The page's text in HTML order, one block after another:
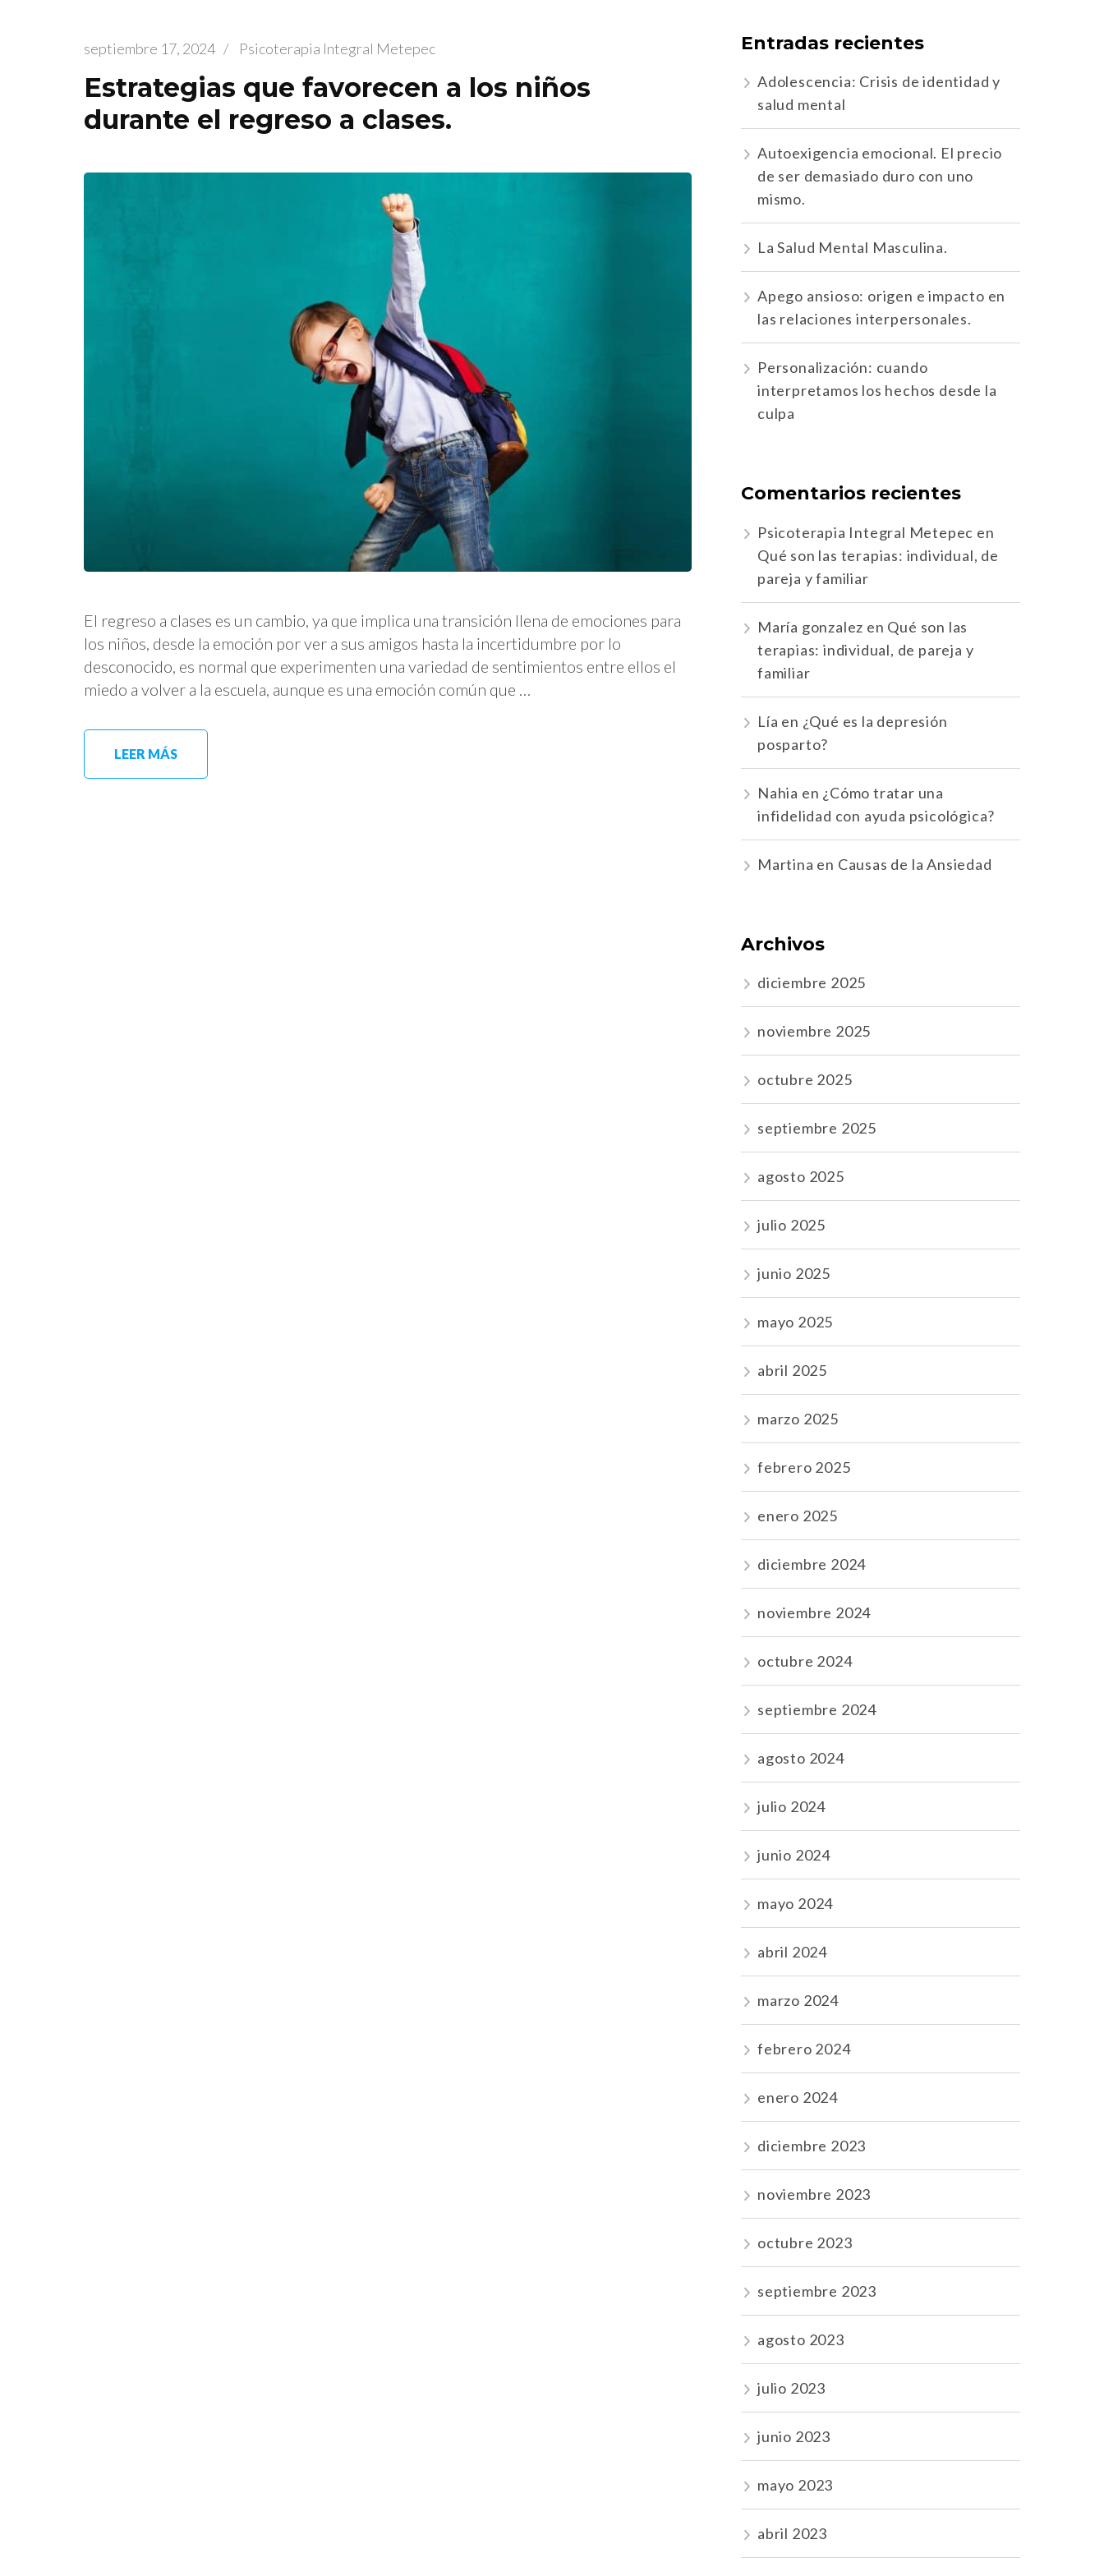
septiembre 17, 2024 / Psicoterapia Integral Metepec
Estrategias que favorecen a los niños
durante el regreso a clases.
El regreso a clases es un cambio, ya que implica una transición llena de emociones para
los niños, desde la emoción por ver a sus amigos hasta la incertidumbre por lo
desconocido, es normal que experimenten una variedad de sentimientos entre ellos el
miedo a volver a la escuela, aunque es una emoción común que …
LEER MÁS
Entradas recientes
Adolescencia: Crisis de identidad y
salud mental
Autoexigencia emocional. El precio
de ser demasiado duro con uno
mismo.
La Salud Mental Masculina.
Apego ansioso: origen e impacto en
las relaciones interpersonales.
Personalización: cuando
interpretamos los hechos desde la
culpa
Comentarios recientes
Psicoterapia Integral Metepec en
Qué son las terapias: individual, de
pareja y familiar
María gonzalez en Qué son las
terapias: individual, de pareja y
familiar
Lía en ¿Qué es la depresión
posparto?
Nahia en ¿Cómo tratar una
infidelidad con ayuda psicológica?
Martina en Causas de la Ansiedad
Archivos
diciembre 2025
noviembre 2025
octubre 2025
septiembre 2025
agosto 2025
julio 2025
junio 2025
mayo 2025
abril 2025
marzo 2025
febrero 2025
enero 2025
diciembre 2024
noviembre 2024
octubre 2024
septiembre 2024
agosto 2024
julio 2024
junio 2024
mayo 2024
abril 2024
marzo 2024
febrero 2024
enero 2024
diciembre 2023
noviembre 2023
octubre 2023
septiembre 2023
agosto 2023
julio 2023
junio 2023
mayo 2023
abril 2023